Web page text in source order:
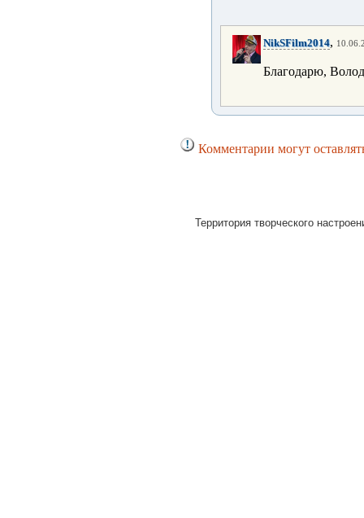
NikSFilm2014,
Благодарю,
Комментарии могут
Территория творческого